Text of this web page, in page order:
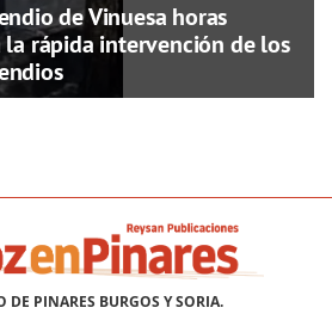
de Vinuesa horas
la rápida intervención de los
DE PINARES BURGOS Y SORIA.